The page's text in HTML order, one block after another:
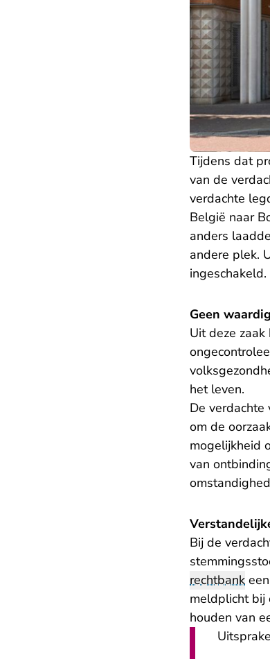
Tijdens dat
van de
verdachte
België naar
anders
andere plek.
ingeschakeld.
Geen
Uit deze
het leven.
De
om de
mogelijkheid
van
Bij de
rechtbank
meldplicht bij
houden van